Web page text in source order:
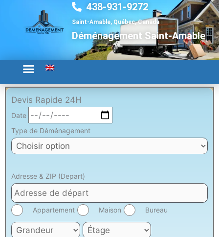
contenu
438-931-9272
Saint-Amable, Québec, Canada
Déménagement Saint-Amable
Devis Rapide 24H
Date
Type de Déménagement
Adresse & ZIP (Depart)
Appartement Maison Bureau